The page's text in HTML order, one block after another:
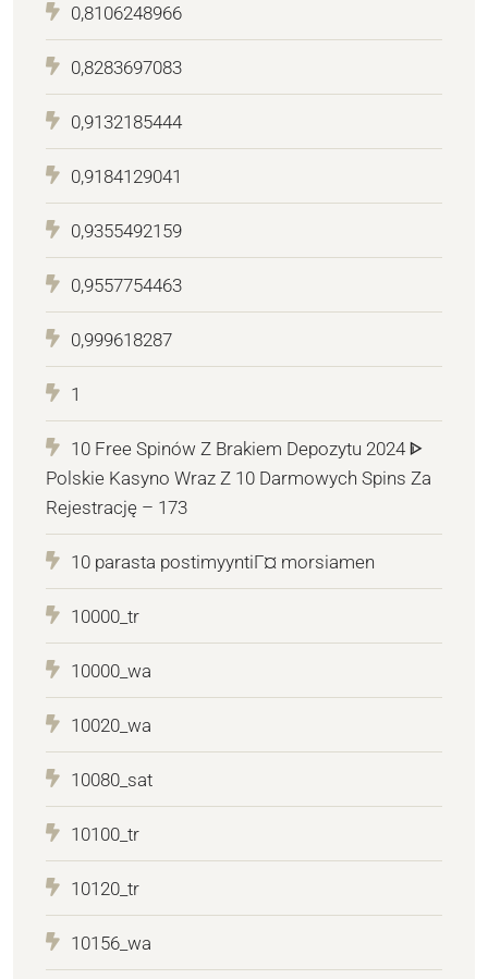
0,8106248966
0,8283697083
0,9132185444
0,9184129041
0,9355492159
0,9557754463
0,999618287
1
10 Free Spinów Z Brakiem Depozytu 2024 ᐈ
Polskie Kasyno Wraz Z 10 Darmowych Spins Za
Rejestrację – 173
10 parasta postimyyntiГ¤ morsiamen
10000_tr
10000_wa
10020_wa
10080_sat
10100_tr
10120_tr
10156_wa